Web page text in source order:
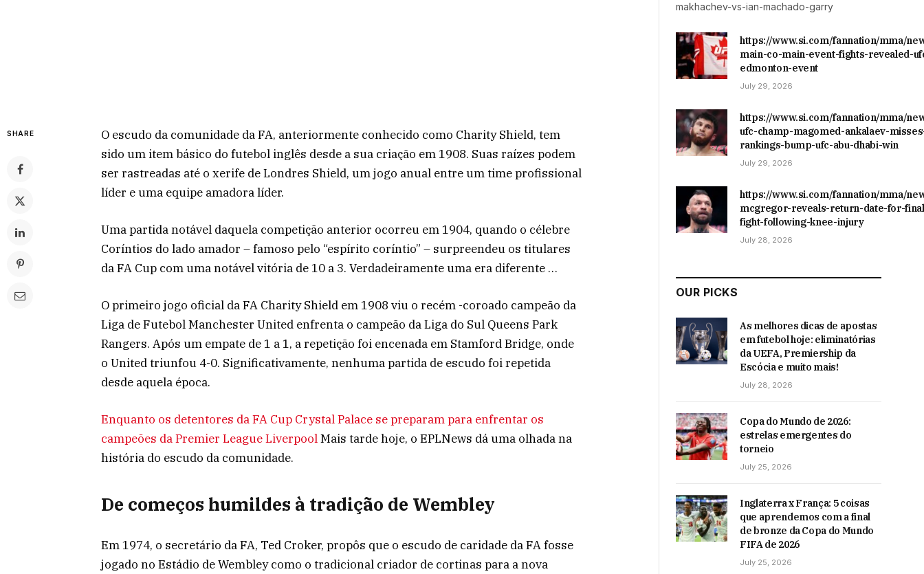
SHARE
O escudo da comunidade da FA, anteriormente conhecido como Charity Shield, tem
sido um item básico do futebol inglês desde a sua criação em 1908. Suas raízes podem
ser rastreadas até o xerife de Londres Shield, um jogo anual entre um time profissional
líder e uma equipe amadora líder.
Uma partida notável daquela competição anterior ocorreu em 1904, quando o célebre
Coríntios do lado amador – famoso pelo “espírito coríntio” – surpreendeu os titulares
da FA Cup com uma notável vitória de 10 a 3. Verdadeiramente uma era diferente …
O primeiro jogo oficial da FA Charity Shield em 1908 viu o recém -coroado campeão da
Liga de Futebol Manchester United enfrenta o campeão da Liga do Sul Queens Park
Rangers. Após um empate de 1 a 1, a repetição foi encenada em Stamford Bridge, onde
o United triunfou 4-0. Significativamente, nenhuma partida de escudo foi repetida
desde aquela época.
Enquanto os detentores da FA Cup Crystal Palace se preparam para enfrentar os
campeões da Premier League LiverpoolMais tarde hoje, o EPLNews dá uma olhada na
história do escudo da comunidade.
De começos humildes à tradição de Wembley
Em 1974, o secretário da FA, Ted Croker, propôs que o escudo de caridade da FA fosse
jogado no Estádio de Wembley como o tradicional criador de cortinas para a nova
makhachev-vs-ian-machado-garry
https://www.si.com/fannation/mma/
main-co-main-event-fights-revealed-
edmonton-event
July 29, 2026
https://www.si.com/fannation/mma/
ufc-champ-magomed-ankalaev-
rankings-bump-ufc-abu-dhabi-win
July 29, 2026
https://www.si.com/fannation/mma/
mcgregor-reveals-return-date-for-
fight-following-knee-injury
July 28, 2026
OUR PICKS
As melhores dicas de apostas
em futebol hoje: eliminatórias
da UEFA, Premiership da
Escócia e muito mais!
July 28, 2026
Copa do Mundo de 2026:
estrelas emergentes do
torneio
July 25, 2026
Inglaterra x França: 5 coisas
que aprendemos com a final
de bronze da Copa do Mundo
FIFA de 2026
July 25, 2026